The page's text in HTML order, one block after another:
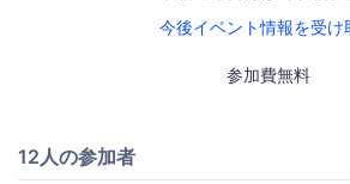
今後イベント情報を受け
参加費無料
12人の参加者